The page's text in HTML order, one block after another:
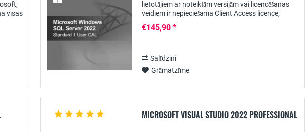
visas
lietotājiem ar noteiktām versijām vai licencēšanas
veidiem ir nepieciešama Client Access licence,
€145,90 *
Salīdzini
Grāmatzīme
MICROSOFT VISUAL STUDIO 2022 PROFESSIONAL